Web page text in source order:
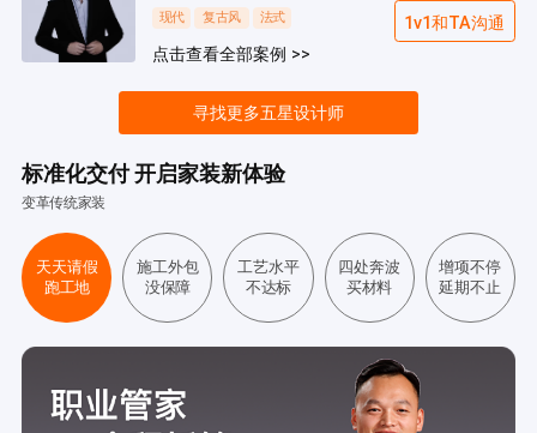
现代 复古风 法式
点击查看全部案例 >>
1v1和TA沟通
寻找更多五星设计师
标准化交付 开启家装新体验
变革传统家装
天天请假
跑工地
施工外包
没保障
工艺水平
不达标
四处奔波
买材料
增项不停
延期不止